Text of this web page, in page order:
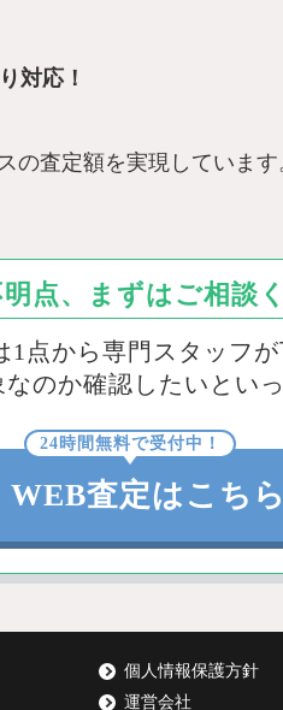
対応！
査定額を実現していま
点、まずはご相談
点から専門スタッフが
のか確認したいとい
24時間無料で受付中！
WEB査定はこちら
個人情報保護方針
運営会社